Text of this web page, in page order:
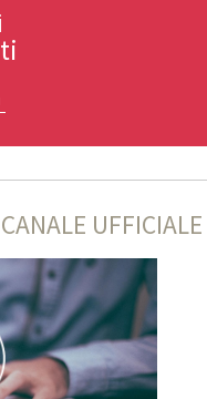
UFFICIALE